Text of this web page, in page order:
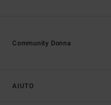
AIUTO
Community Donna